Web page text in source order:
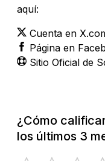
aquí:
Cuenta en
Página en
Sitio Oficial de
¿Cómo
los últimos 3